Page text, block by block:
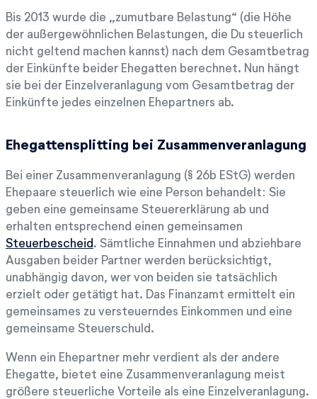
Bis 2013 wurde die „zumutbare Belastung“ (die Höhe
der außergewöhnlichen Belastungen, die Du steuerlich
nicht geltend machen kannst) nach dem Gesamtbetrag
der Einkünfte beider Ehegatten berechnet. Nun hängt
sie bei der Einzelveranlagung vom Gesamtbetrag der
Einkünfte jedes einzelnen Ehepartners ab.
Ehegattensplitting bei Zusammenveranlagung
Bei einer Zusammenveranlagung (§ 26b EStG) werden
Ehepaare steuerlich wie eine Person behandelt: Sie
geben eine gemeinsame Steuererklärung ab und
erhalten entsprechend einen gemeinsamen
Steuerbescheid. Sämtliche Einnahmen und abziehbare
Ausgaben beider Partner werden berücksichtigt,
unabhängig davon, wer von beiden sie tatsächlich
erzielt oder getätigt hat. Das Finanzamt ermittelt ein
gemeinsames zu versteuerndes Einkommen und eine
gemeinsame Steuerschuld.
Wenn ein Ehepartner mehr verdient als der andere
Ehegatte, bietet eine Zusammenveranlagung meist
größere steuerliche Vorteile als eine Einzelveranlagung.